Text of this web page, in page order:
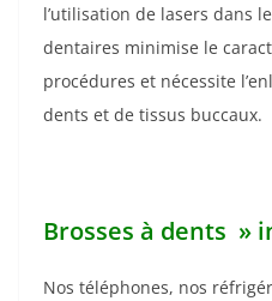
l’utilisation de lasers dans
dentaires minimise le
procédures et nécessite
dents et de tissus buccaux.
Brosses à dents »
Nos téléphones, nos